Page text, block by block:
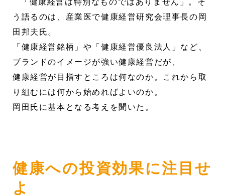
う語るのは、産業医で健康経営研究会理事長の岡
田邦夫氏。
「健康経営銘柄」や「健康経営優良法人」など、
ブランドのイメージが強い健康経営だが、
健康経営が目指すところは何なのか。これから取
り組むには何から始めればよいのか。
岡田氏に基本となる考えを聞いた。
健康への投資効果に注目せ
よ